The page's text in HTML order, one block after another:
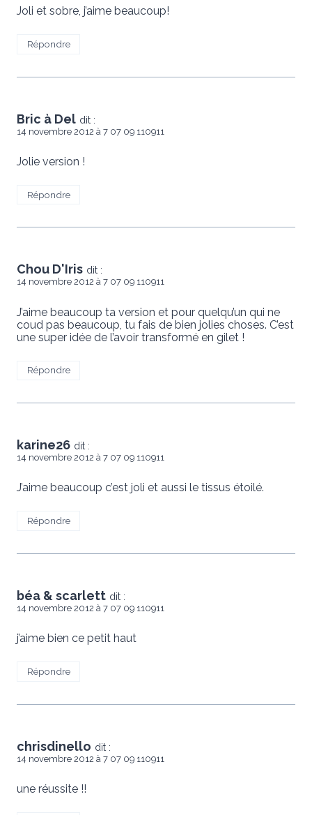
Joli et sobre, j’aime beaucoup!
Répondre
Bric à Del dit :
14 novembre 2012 à 7 07 09 110911
Jolie version !
Répondre
Chou D'Iris dit :
14 novembre 2012 à 7 07 09 110911
J’aime beaucoup ta version et pour quelqu’un qui ne
coud pas beaucoup, tu fais de bien jolies choses. C’est
une super idée de l’avoir transformé en gilet !
Répondre
karine26 dit :
14 novembre 2012 à 7 07 09 110911
J’aime beaucoup c’est joli et aussi le tissus étoilé.
Répondre
béa & scarlett dit :
14 novembre 2012 à 7 07 09 110911
j’aime bien ce petit haut
Répondre
chrisdinello dit :
14 novembre 2012 à 7 07 09 110911
une réussite !!